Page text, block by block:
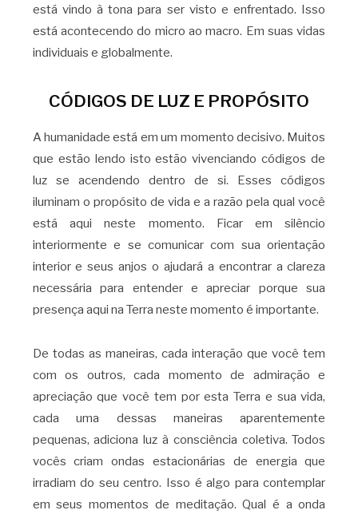
está vindo à tona para ser visto e enfrentado. Isso
está acontecendo do micro ao macro. Em suas vidas
individuais e globalmente.
CÓDIGOS DE LUZ E PROPÓSITO
A humanidade está em um momento decisivo. Muitos
que estão lendo isto estão vivenciando códigos de
luz se acendendo dentro de si. Esses códigos
iluminam o propósito de vida e a razão pela qual você
está aqui neste momento. Ficar em silêncio
interiormente e se comunicar com sua orientação
interior e seus anjos o ajudará a encontrar a clareza
necessária para entender e apreciar porque sua
presença aqui na Terra neste momento é importante.
De todas as maneiras, cada interação que você tem
com os outros, cada momento de admiração e
apreciação que você tem por esta Terra e sua vida,
cada uma dessas maneiras aparentemente
pequenas, adiciona luz à consciência coletiva. Todos
vocês criam ondas estacionárias de energia que
irradiam do seu centro. Isso é algo para contemplar
em seus momentos de meditação. Qual é a onda